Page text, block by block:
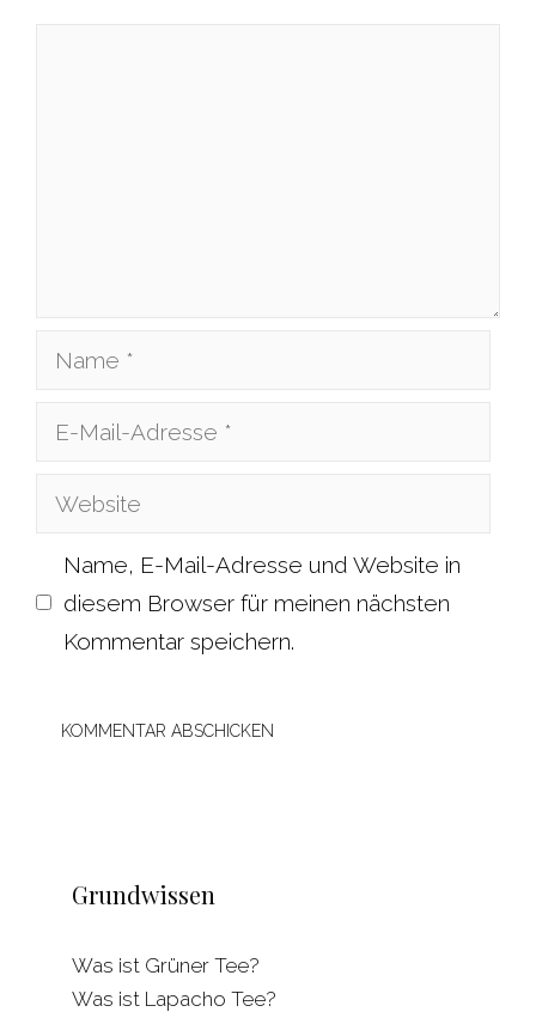
Name
E-
Adresse
Website
Name, E-Mail-Adresse und Website in
diesem Browser für meinen nächsten
Kommentar speichern.
Grundwissen
Was ist Grüner Tee?
Was ist Lapacho Tee?